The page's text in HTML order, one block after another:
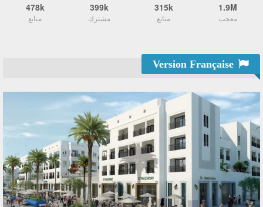
1.9M
معجب
315k
متابع
399k
مشترك
478k
متابع